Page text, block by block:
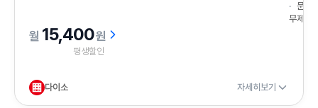
문자
무제한
15,400원
평생할인
다이소 자세히보기